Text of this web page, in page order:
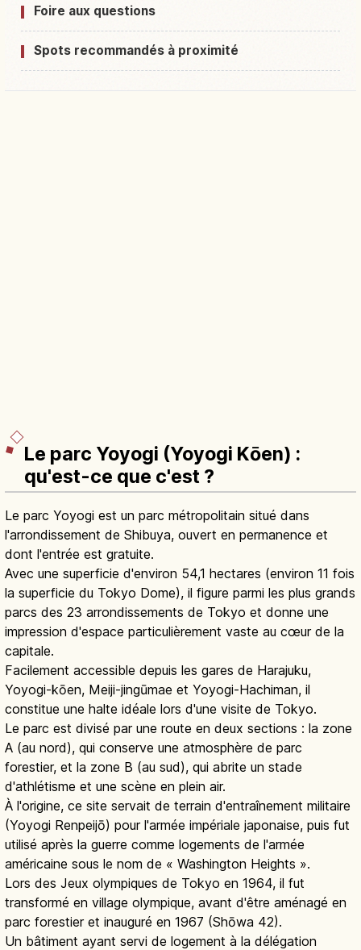
Foire aux questions
Spots recommandés à proximité
Le parc Yoyogi (Yoyogi Kōen) :
qu'est-ce que c'est ?
Le parc Yoyogi est un parc métropolitain situé dans
l'arrondissement de Shibuya, ouvert en permanence et
dont l'entrée est gratuite.
Avec une superficie d'environ 54,1 hectares (environ 11 fois
la superficie du Tokyo Dome), il figure parmi les plus grands
parcs des 23 arrondissements de Tokyo et donne une
impression d'espace particulièrement vaste au cœur de la
capitale.
Facilement accessible depuis les gares de Harajuku,
Yoyogi-kōen, Meiji-jingūmae et Yoyogi-Hachiman, il
constitue une halte idéale lors d'une visite de Tokyo.
Le parc est divisé par une route en deux sections : la zone
A (au nord), qui conserve une atmosphère de parc
forestier, et la zone B (au sud), qui abrite un stade
d'athlétisme et une scène en plein air.
À l'origine, ce site servait de terrain d'entraînement militaire
(Yoyogi Renpeijō) pour l'armée impériale japonaise, puis fut
utilisé après la guerre comme logements de l'armée
américaine sous le nom de « Washington Heights ».
Lors des Jeux olympiques de Tokyo en 1964, il fut
transformé en village olympique, avant d'être aménagé en
parc forestier et inauguré en 1967 (Shōwa 42).
Un bâtiment ayant servi de logement à la délégation